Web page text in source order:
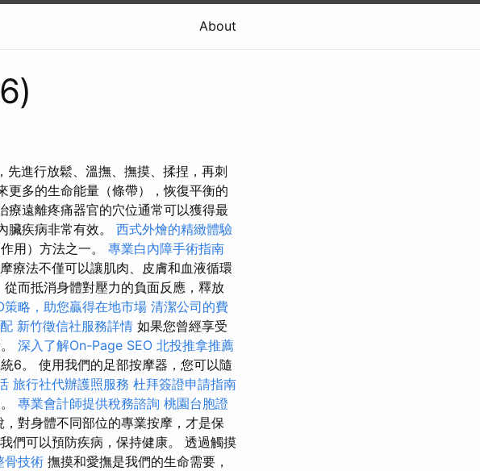
About
進行放鬆、溫撫、撫摸、揉捏，再刺
更多的生命能量（條帶），恢復平衡的
療遠離疼痛器官的穴位通常可以獲得最
臟疾病非常有效。 西式外燴的精緻體驗
用）方法之一。 專業白內障手術指南
療法不僅可以讓肌肉、皮膚和血液循環
而抵消身體對壓力的負面反應，釋放
策略，助您贏得在地市場 清潔公司的費
新竹徵信社服務詳情 如果您曾經享受
深入了解On-Page SEO 北投推拿推薦
6。 使用我們的足部按摩器，您可以隨
旅行社代辦護照服務 杜拜簽證申請指南
專業會計師提供稅務諮詢 桃園台胞證
對身體不同部位的專業按摩，才是保
們可以預防疾病，保持健康。 透過觸摸
骨技術 撫摸和愛撫是我們的生命需要，